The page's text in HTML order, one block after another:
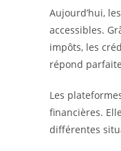
Aujourd’hui,
accessibles.
impôts, les
répond
Les
financières.
différentes